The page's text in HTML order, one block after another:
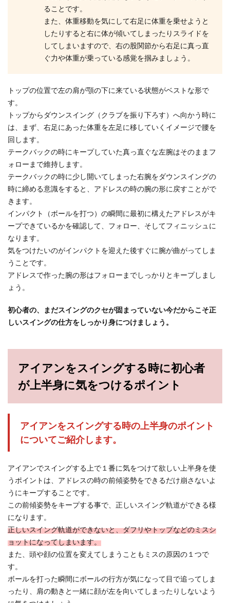
ることです。
また、体重移動を気にして右足に体重を乗せようと
したりすると右に体が傾いてしまったりスライドを
してしまいますので、右の股関節から右足に真っ直
ぐ力や体重が乗っている感覚を掴みましょう。
トップの位置で左の肩が顎の下に来ている状態がベストな形で
す。
トップからダウンスイング（クラブを振り下ろす）へ向かう時に
は、まず、右足にあった体重を左足に移していくイメージで腰を
回します。
テークバックの時にキープしていた真っ直ぐな左腕はそのままフ
ォローまで維持します。
テークバックの時に少し開いてしまった右腕をダウンスイングの
時に締める意識をすると、アドレスの時の腕の形に戻すことがで
きます。
インパクト（ボールを打つ）の瞬間に最初に構えたアドレスがキ
ープできているかを確認して、フォロー、そしてフィニッシュに
なります。
気をつけたいのがインパクトを迎えた後すぐに腕が曲がってしま
うことです。
アドレスで作った腕の形はフォローまでしっかりとキープしまし
ょう。
初心者の、まだスイングのクセが固まっていない今だからこそ正
しいスイングの仕方をしっかり身につけましょう。
アイアンをスイングする時に初心者
が上半身に気をつけるポイント
アイアンをスイングする時の上半身のポイント
についてご紹介します。
アイアンでスイングする上で１番に気をつけて欲しい上半身を使
うポイントは、アドレスの時の前傾姿勢をできるだけ崩さないよ
うにキープすることです。
この前傾姿勢をキープする事で、正しいスイング軌道ができる様
になります。
正しいスイング軌道ができないと、ダフリやトップなどのミスシ
ョットになってしまいます。
また、頭や顔の位置を変えてしまうこともミスの原因の１つで
す。
ボールを打った瞬間にボールの行方が気になって目で追ってしま
ったり、肩の動きと一緒に顔が左を向いてしまったりしないよう